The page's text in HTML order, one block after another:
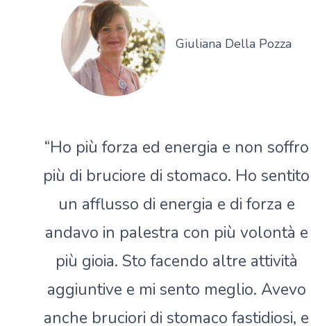
Giuliana Della Pozza
“Ho più forza ed energia e non soffro
più di bruciore di stomaco. Ho sentito
un afflusso di energia e di forza e
andavo in palestra con più volontà e
più gioia. Sto facendo altre attività
aggiuntive e mi sento meglio. Avevo
anche bruciori di stomaco fastidiosi, e